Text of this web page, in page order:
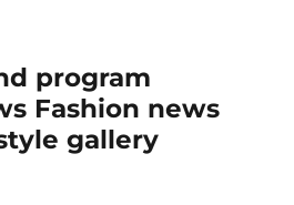
program
Fashion news
gallery